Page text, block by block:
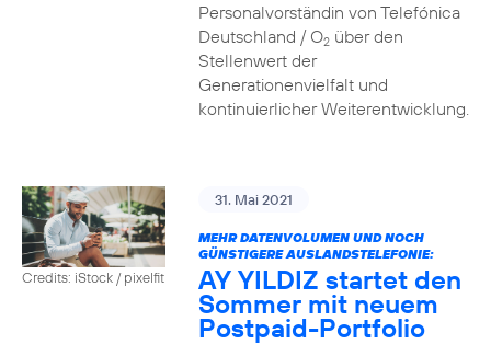
Personalvorständin von Telefónica
Deutschland / O2über den
Stellenwert der
Generationenvielfalt und
kontinuierlicher Weiterentwicklung.
Credits: iStock / pixelfit
31. Mai 2021
MEHR DATENVOLUMEN UND NOCH
GÜNSTIGERE AUSLANDSTELEFONIE:
AY YILDIZ startet den
Sommer mit neuem
Postpaid-Portfolio